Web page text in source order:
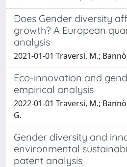
Does Gender diversity
growth? A European
analysis
2021-01-01 Traversi, M.;
Eco-innovation and
empirical analysis
2022-01-01 Traversi, M.;
G.
Gender diversity and
environmental
patent analysis